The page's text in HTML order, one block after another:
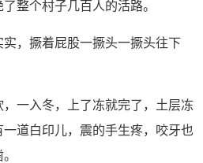
整个村子几百人的活路。
，撅着屁股一撅头一撅头往下
一入冬，上了冻就完了，土层冻
道白印儿，震的手生疼，咬牙也